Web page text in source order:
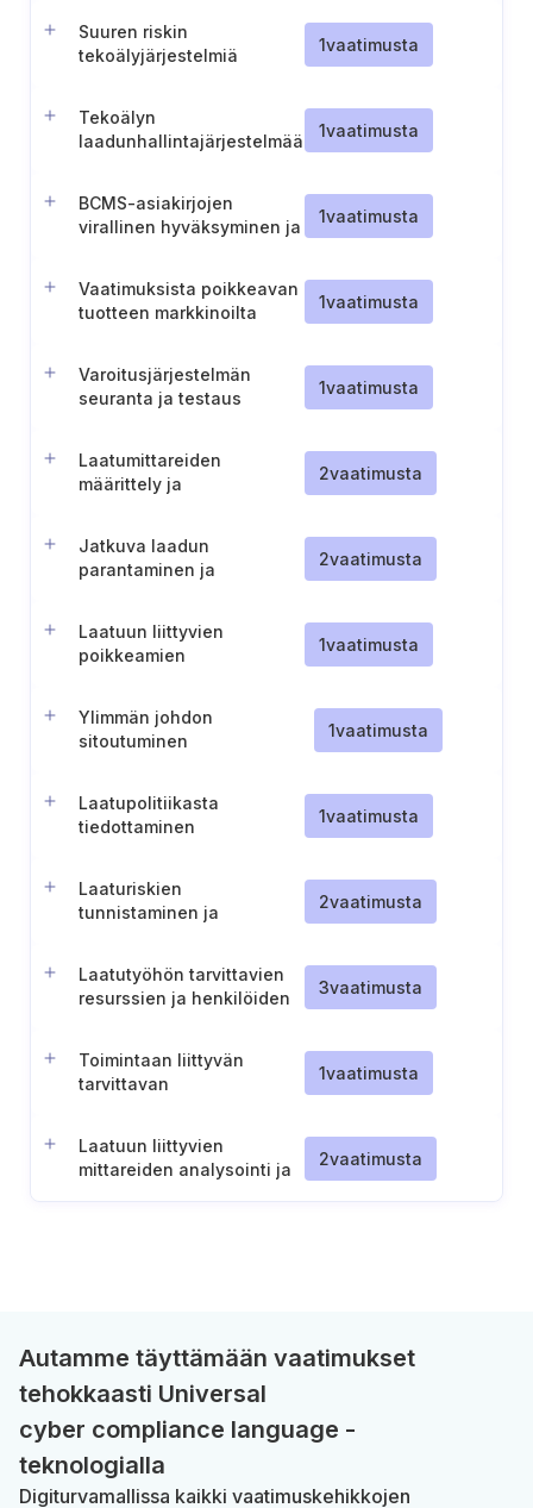
Suuren riskin
tekoälyjärjestelmiä
hallinnointi
1vaatimusta
Tekoälyn
laadunhallintajärjestelmää
1vaatimusta
BCMS-asiakirjojen
virallinen hyväksyminen ja
1vaatimusta
Vaatimuksista poikkeavan
tuotteen markkinoilta
1vaatimusta
Varoitusjärjestelmän
seuranta ja testaus
1vaatimusta
Laatumittareiden
määrittely ja
2vaatimusta
Jatkuva laadun
parantaminen ja
2vaatimusta
Laatuun liittyvien
poikkeamien
1vaatimusta
Ylimmän johdon
sitoutuminen
1vaatimusta
Laatupolitiikasta
tiedottaminen
1vaatimusta
Laaturiskien
tunnistaminen ja
2vaatimusta
Laatutyöhön tarvittavien
resurssien ja henkilöiden
3vaatimusta
Toimintaan liittyvän
tarvittavan
1vaatimusta
Laatuun liittyvien
mittareiden analysointi ja
2vaatimusta
Autamme täyttämään vaatimukset
tehokkaasti Universal
cyber compliance language -
teknologialla
Digiturvamallissa kaikki vaatimuskehikkojen